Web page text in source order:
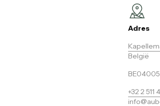
Adres
België
+32 2 511